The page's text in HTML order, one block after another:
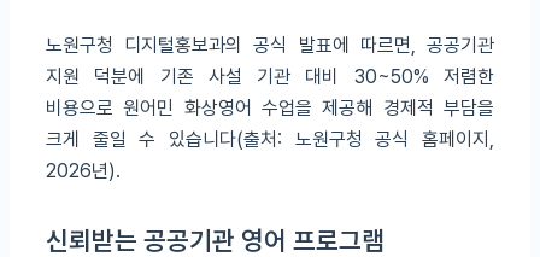
노원구청 디지털홍보과의 공식 발표에 따르면, 공공기관
지원 덕분에 기존 사설 기관 대비 30~50% 저렴한
비용으로 원어민 화상영어 수업을 제공해 경제적 부담을
크게 줄일 수 있습니다(출처: 노원구청 공식 홈페이지,
2026년).
신뢰받는 공공기관 영어 프로그램